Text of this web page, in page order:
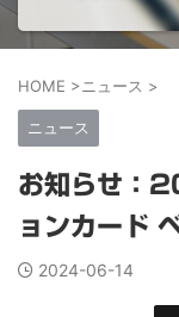
HOME >ニュース >
ニュース
お知らせ：
ョンカード
2024-06-14